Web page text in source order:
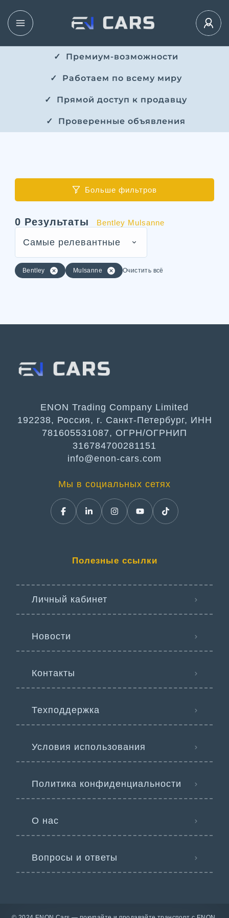
✓ ​​ Премиум-возможности
✓ ​ Работаем по всему миру
✓ ​ Прямой доступ к продавцу
✓ ​ Проверенные объявления
Больше фильтров
0 Результаты Bentley Mulsanne
Самые релевантные
Bentley Mulsanne Очистить всё
ENON Trading Company Limited
192238, Россия, г. Санкт-Петербург, ИНН
781605531087, ОГРН/ОГРНИП
316784700281151
info@enon-cars.com
Мы в социальных сетях
Полезные ссылки
Личный кабинет
Новости
Контакты
Техподдержка
Условия использования
Политика конфиденциальности
О нас
Вопросы и ответы